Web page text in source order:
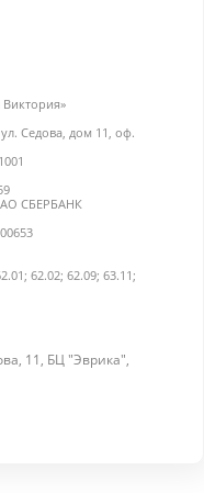
11, БЦ "Эврика",
Седова, дом 11, оф.
СБЕРБАНК
62.02; 62.09; 63.11;